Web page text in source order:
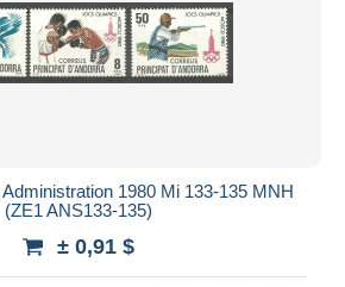
Übernehmen
1980 Mi 133-135 MNH
(ZE1 ANS133-135)
± 0,91 $